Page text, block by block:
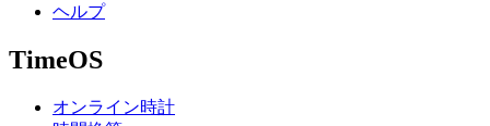
ヘルプ
TimeOS
オンライン時計